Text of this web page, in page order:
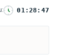
: 01: 28 : 46